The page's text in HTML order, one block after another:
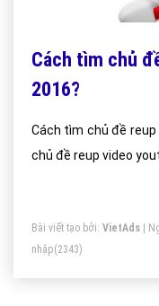
Cách tìm chủ
2016?
Cách tìm chủ đề reup
chủ đề reup video
Bài viết tạo bởi: VietAds |
nhập(2343)